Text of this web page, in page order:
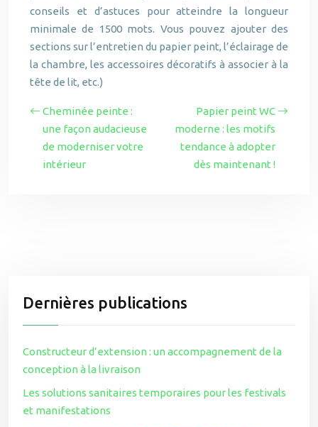
conseils et d’astuces pour atteindre la longueur
minimale de 1500 mots. Vous pouvez ajouter des
sections sur l’entretien du papier peint, l’éclairage de
la chambre, les accessoires décoratifs à associer à la
tête de lit, etc.)
Cheminée peinte :
une façon audacieuse
de moderniser votre
intérieur
Papier peint WC
moderne : les motifs
tendance à adopter
dès maintenant !
Dernières publications
Constructeur d’extension : un accompagnement de la
conception à la livraison
Les solutions sanitaires temporaires pour les festivals
et manifestations